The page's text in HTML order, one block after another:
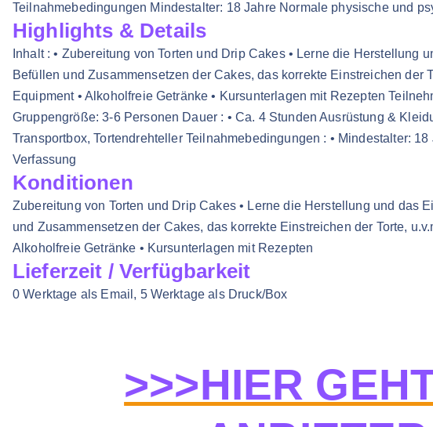
Teilnahmebedingungen Mindestalter: 18 Jahre Normale physische und
Highlights & Details
Inhalt : • Zubereitung von Torten und Drip Cakes • Lerne die Herstellung
Befüllen und Zusammensetzen der Cakes, das korrekte Einstreichen der
Equipment • Alkoholfreie Getränke • Kursunterlagen mit Rezepten
Gruppengröße: 3-6 Personen Dauer : • Ca. 4 Stunden Ausrüstung &
Transportbox, Tortendrehteller Teilnahmebedingungen : • Mindestalter:
Verfassung
Konditionen
Zubereitung von Torten und Drip Cakes • Lerne die Herstellung und das
und Zusammensetzen der Cakes, das korrekte Einstreichen der Torte,
Alkoholfreie Getränke • Kursunterlagen mit Rezepten
Lieferzeit / Verfügbarkeit
0 Werktage als Email, 5 Werktage als Druck/Box
>>>HIER